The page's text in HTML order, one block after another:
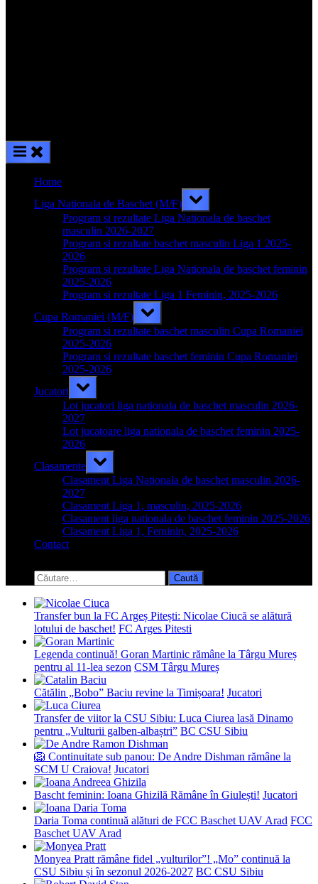
Home
Liga Nationala de Baschet (M/F)
Toggle
sub-
menu
Program si rezultate Liga Nationala de baschet
masculin 2026-2027
Program si rezultate baschet masculin Liga 1 2025-
2026
Program si rezultate Liga Nationala de baschet feminin
2025-2026
Program si rezultate Liga 1 Feminin, 2025-2026
Cupa Romaniei (M/F)
Toggle
sub-
menu
Program si rezultate baschet masculin Cupa Romaniei
2025-2026
Program si rezultate baschet feminin Cupa Romaniei
2025-2026
Jucatori
Toggle
sub-
menu
Lot jucatori liga nationala de baschet masculin 2026-
2027
Lot jucatoare liga nationala de baschet feminin 2025-
2026
Clasamente
Toggle
sub-
menu
Clasament Liga Nationala de baschet masculin 2026-
2027
Clasament Liga 1, masculin, 2025-2026
Clasament liga nationala de baschet feminin 2025-2026
Clasament Liga 1, Feminin, 2025-2026
Contact
search
form
Caută
după:
Transfer bun la FC Argeș Pitești: Nicolae Ciucă se alătură
lotului de baschet! FC Arges Pitesti
Legenda continuă! Goran Martinic rămâne la Târgu Mureș
pentru al 11-lea sezon CSM Târgu Mureș
Cătălin „Bobo” Baciu revine la Timișoara! Jucatori
Transfer de viitor la CSU Sibiu: Luca Ciurea lasă Dinamo
pentru „Vulturii galben-albaștri” BC CSU Sibiu
🦁 Continuitate sub panou: De Andre Dishman rămâne la
SCM U Craiova! Jucatori
Bascht feminin: Ioana Ghizilă Rămâne în Giulești! Jucatori
Daria Toma continuă alături de FCC Baschet UAV Arad FCC
Baschet UAV Arad
Monyea Pratt rămâne fidel „vulturilor”! „Mo” continuă la
CSU Sibiu și în sezonul 2026-2027 BC CSU Sibiu